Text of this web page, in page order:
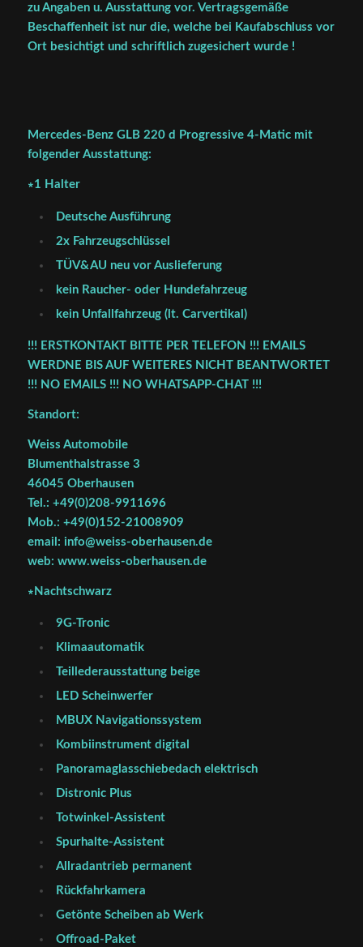
zu Angaben u. Ausstattung vor. Vertragsgemäße
Beschaffenheit ist nur die, welche bei Kaufabschluss vor
Ort besichtigt und schriftlich zugesichert wurde !
Mercedes-Benz GLB 220 d Progressive 4-Matic mit
folgender Ausstattung:
∗1 Halter
Deutsche Ausführung
2x Fahrzeugschlüssel
TÜV&AU neu vor Auslieferung
kein Raucher- oder Hundefahrzeug
kein Unfallfahrzeug (lt. Carvertikal)
!!! ERSTKONTAKT BITTE PER TELEFON !!! EMAILS
WERDNE BIS AUF WEITERES NICHT BEANTWORTET
!!! NO EMAILS !!! NO WHATSAPP-CHAT !!!
Standort:
Weiss Automobile
Blumenthalstrasse 3
46045 Oberhausen
Tel.: +49(0)208-9911696
Mob.: +49(0)152-21008909
email: info@weiss-oberhausen.de
web: www.weiss-oberhausen.de
∗Nachtschwarz
9G-Tronic
Klimaautomatik
Teillederausstattung beige
LED Scheinwerfer
MBUX Navigationssystem
Kombiinstrument digital
Panoramaglasschiebedach elektrisch
Distronic Plus
Totwinkel-Assistent
Spurhalte-Assistent
Allradantrieb permanent
Rückfahrkamera
Getönte Scheiben ab Werk
Offroad-Paket